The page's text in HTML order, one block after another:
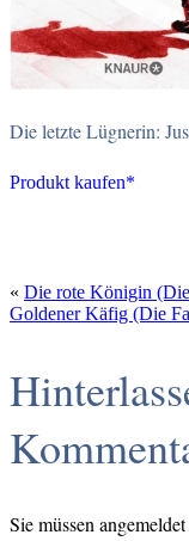
Die letzte Lügnerin:
Produkt kaufen*
« Die rote Königin
Goldener Käfig (Die
Sie müssen